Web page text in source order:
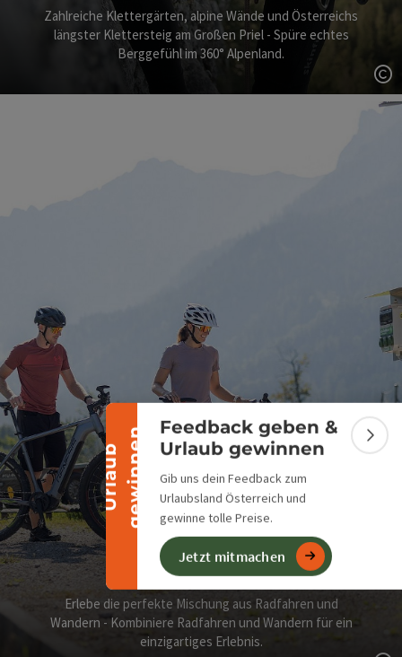
U
r
l
a
u
b
g
e
w
i
n
n
en
Banner einklappen
Feedback geben &
Urlaub gewinnen
Gib uns dein Feedback zum
Urlaubsland Österreich und
gewinne tolle Preise.
Jetzt mitmachen
Zahlreiche Klettergärten, alpine Wände und Österreichs
längster Klettersteig am Großen Priel - Spüre echtes
Berggefühl im 360° Alpenland.
Bike & Hike
Erlebe die perfekte Mischung aus Radfahren und
Wandern - Kombiniere Radfahren und Wandern für ein
einzigartiges Erlebnis.